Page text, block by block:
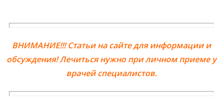
ВНИМАНИЕ!!! Статьи на сайте для информации и
обсуждения! Лечиться нужно при личном приеме у
врачей специалистов.